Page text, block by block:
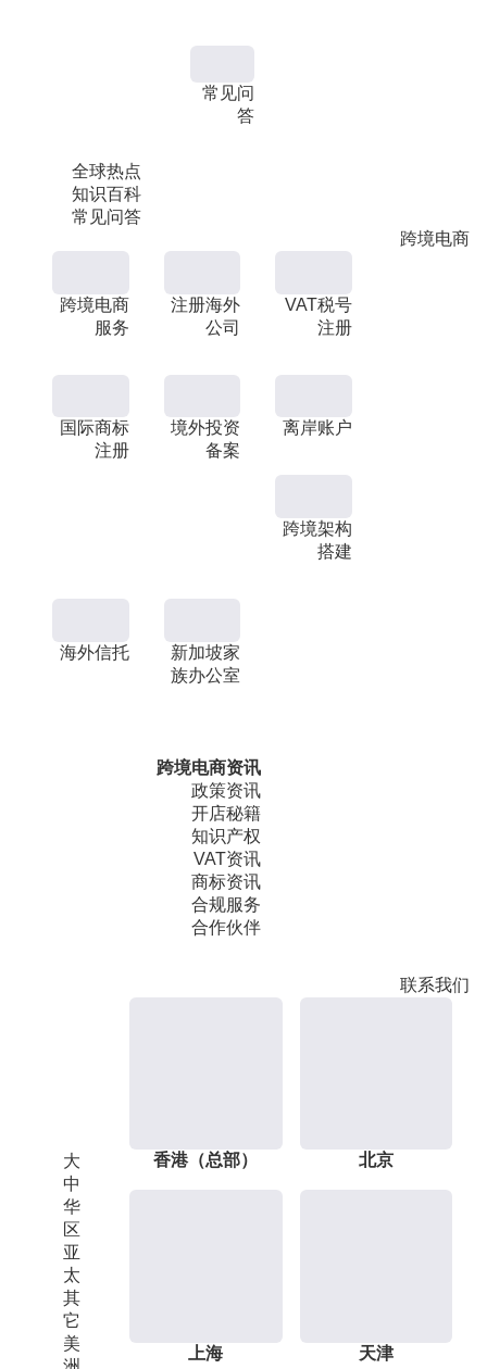
全球热点
知识百科
常见问答
常见问
答
跨境电商
跨境电商
服务
注册海外
公司
VAT税号
注册
国际商标
注册
境外投资
备案
离岸账户
跨境架构
搭建
海外信托
新加坡家
族办公室
跨境电商资讯
政策资讯
开店秘籍
知识产权
VAT资讯
商标资讯
合规服务
合作伙伴
联系我们
大
中
华
区
亚
太
其
它
美
香港（总部） 北京
上海 天津